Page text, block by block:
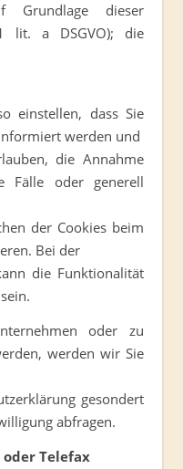
Grundlage dieser
lit. a DSGVO); die
einstellen, dass Sie
werden und
die Annahme
Fälle oder generell
der Cookies beim
Bei der
die Funktionalität
oder zu
werden wir Sie
gesondert
abfragen.
oder Telefax